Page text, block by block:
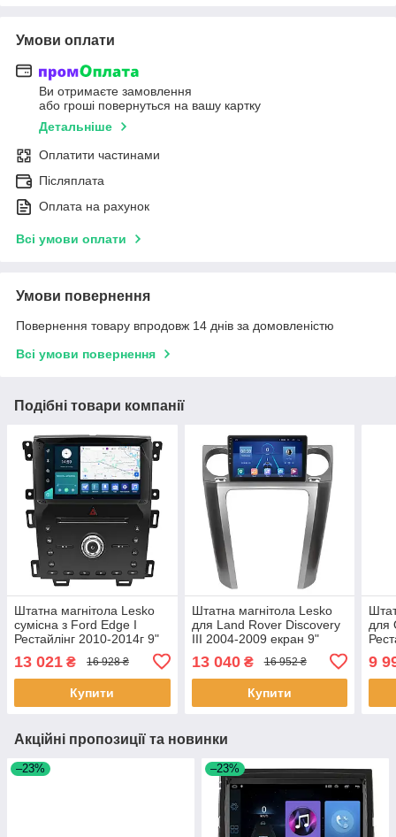
Умови оплати
Ви отримаєте замовлення
або гроші повернуться на вашу картку
Детальніше
Оплатити частинами
Післяплата
Оплата на рахунок
Всі умови оплати
Умови повернення
Повернення товару впродовж 14 днів за домовленістю
Всі умови повернення
Подібні товари компанії
Штатна магнітола Lesko
сумісна з Ford Edge I
Рестайлінг 2010-2014г 9"
2/32Gb 4G Wi-Fi GPS Top
2шт
13 021 ₴ 16 928 ₴
Купити
Штатна магнітола Lesko
для Land Rover Discovery
III 2004-2009 екран 9"
2/32Gb 4G Wi-Fi GPS Top
3шт
13 040₴ 16 952 ₴
Купити
для
9
Акційні пропозиції та новинки
–23% –23%